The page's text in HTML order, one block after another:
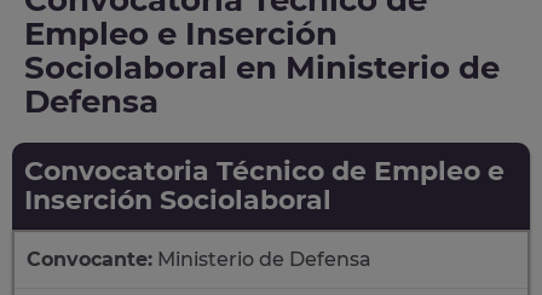
Empleo e Inserción
Sociolaboral en Ministerio de
Defensa
Convocatoria Técnico de Empleo e
Inserción Sociolaboral
Convocante: Ministerio de Defensa